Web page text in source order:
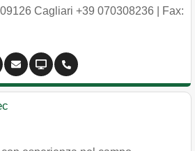
09126 Cagliari +39 070308236 | Fax: